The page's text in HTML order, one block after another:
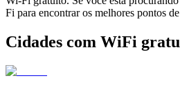
Fi para encontrar os melhores pontos
Cidades com WiFi